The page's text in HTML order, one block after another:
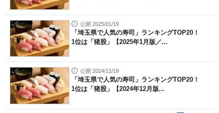
公開 2025/01/19
「埼玉県で人気の寿司」ランキングTOP20！
1位は「猪股」【2025年1月版／...
公開 2024/12/19
「埼玉県で人気の寿司」ランキングTOP20！
1位は「猪股」【2024年12月版...